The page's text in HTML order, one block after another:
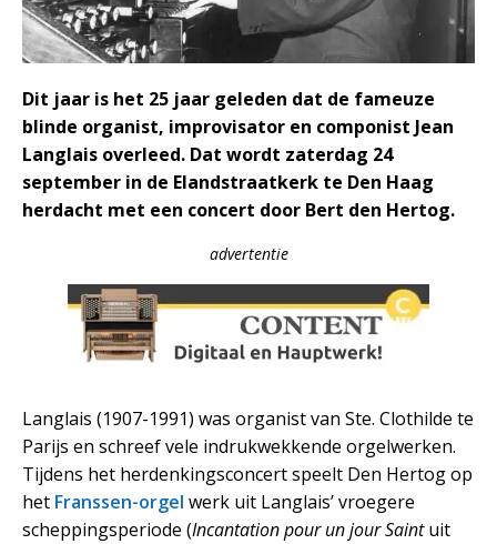
Dit jaar is het 25 jaar geleden dat de fameuze
blinde organist, improvisator en componist Jean
Langlais overleed. Dat wordt zaterdag 24
september in de Elandstraatkerk te Den Haag
herdacht met een concert door Bert den Hertog.
advertentie
Langlais (1907-1991) was organist van Ste. Clothilde te
Parijs en schreef vele indrukwekkende orgelwerken.
Tijdens het herdenkingsconcert speelt Den Hertog op
het Franssen-orgel werk uit Langlais’ vroegere
scheppingsperiode (Incantation pour un jour Saintuit